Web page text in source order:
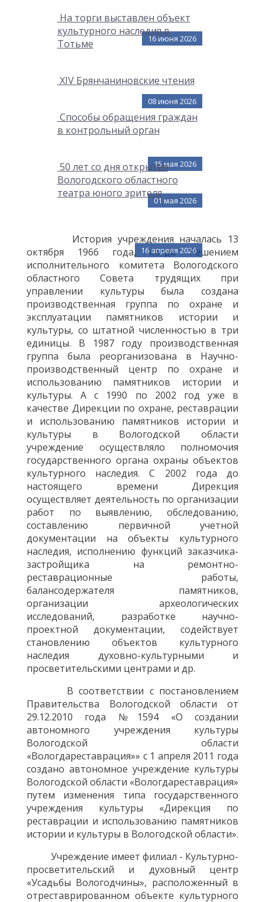
16 июня 2026
08 июня 2026
На торги выставлен объект
культурного наследия в
Тотьме
15 мая 2026
XIV Брянчаниновские чтения
01 мая 2026
Способы обращения граждан
в контрольный орган
16 апреля 2026
50 лет со дня открытия
Вологодского областного
театра юного зрителя
История учреждения началась 13
октября 1966 года, когда Решением
исполнительного комитета Вологодского
областного Совета трудящих при
управлении культуры была создана
производственная группа по охране и
эксплуатации памятников истории и
культуры, со штатной численностью в три
единицы. В 1987 году производственная
группа была реорганизована в Научно-
производственный центр по охране и
использованию памятников истории и
культуры. А с 1990 по 2002 год уже в
качестве Дирекции по охране, реставрации
и использованию памятников истории и
культуры в Вологодской области
учреждение осуществляло полномочия
государственного органа охраны объектов
культурного наследия. С 2002 года до
настоящего времени Дирекция
осуществляет деятельность по организации
работ по выявлению, обследованию,
составлению первичной учетной
документации на объекты культурного
наследия, исполнению функций заказчика-
застройщика на ремонтно-
реставрационные работы,
балансодержателя памятников,
организации археологических
исследований, разработке научно-
проектной документации, содействует
становлению объектов культурного
наследия духовно-культурными и
просветительскими центрами и др.
В соответствии с постановлением
Правительства Вологодской области от
29.12.2010 года №1594 «О создании
автономного учреждения культуры
Вологодской области
«Вологдареставрация»» с 1 апреля 2011 года
создано автономное учреждение культуры
Вологодской области «Вологдареставрация»
путем изменения типа государственного
учреждения культуры «Дирекция по
реставрации и использованию памятников
истории и культуры в Вологодской области».
Учреждение имеет филиал - Культурно-
просветительский и духовный центр
«Усадьбы Вологодчины», расположенный в
отреставрированном объекте культурного